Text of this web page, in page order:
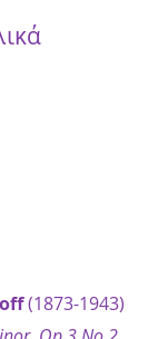
(1873-1943)